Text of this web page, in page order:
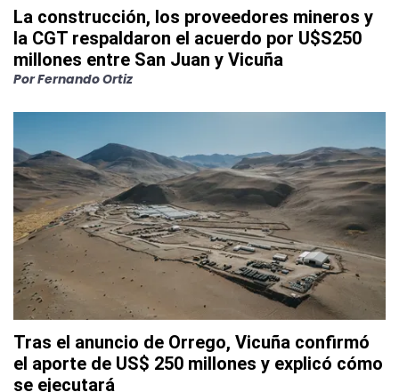
La construcción, los proveedores mineros y
la CGT respaldaron el acuerdo por U$S250
millones entre San Juan y Vicuña
PorFernando Ortiz
Tras el anuncio de Orrego, Vicuña confirmó
el aporte de US$ 250 millones y explicó cómo
se ejecutará